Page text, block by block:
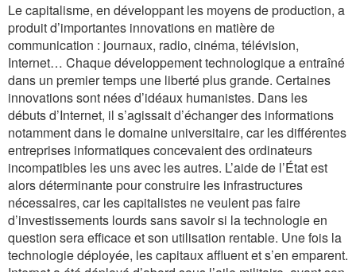
Le capitalisme, en développant les moyens de production, a
produit d’importantes innovations en matière de
communication : journaux, radio, cinéma, télévision,
Internet… Chaque développement technologique a entraîné
dans un premier temps une liberté plus grande. Certaines
innovations sont nées d’idéaux humanistes. Dans les
débuts d’Internet, il s’agissait d’échanger des informations
notamment dans le domaine universitaire, car les différentes
entreprises informatiques concevaient des ordinateurs
incompatibles les uns avec les autres. L’aide de l’État est
alors déterminante pour construire les infrastructures
nécessaires, car les capitalistes ne veulent pas faire
d’investissements lourds sans savoir si la technologie en
question sera efficace et son utilisation rentable. Une fois la
technologie déployée, les capitaux affluent et s’en emparent.